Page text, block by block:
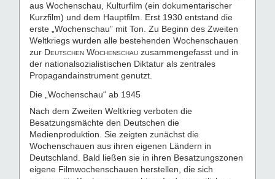
aus Wochenschau, Kulturfilm (ein dokumentarischer
Kurzfilm) und dem Hauptfilm. Erst 1930 entstand die
erste „Wochenschau” mit Ton. Zu Beginn des Zweiten
Weltkriegs wurden alle bestehenden Wochenschauen
zur Deutschen Wochenschau zusammengefasst und in
der nationalsozialistischen Diktatur als zentrales
Propagandainstrument genutzt.
Die „Wochenschau“ ab 1945
Nach dem Zweiten Weltkrieg verboten die
Besatzungsmächte den Deutschen die
Medienproduktion. Sie zeigten zunächst die
Wochenschauen aus ihren eigenen Ländern in
Deutschland. Bald ließen sie in ihren Besatzungszonen
eigene Filmwochenschauen herstellen, die sich